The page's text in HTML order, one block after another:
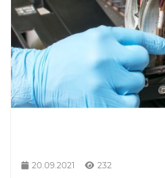
20.09.2021 232